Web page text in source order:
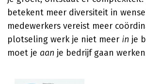
betekent meer diversiteit in
medewerkers vereist meer
plotseling werk je niet meer in je
moet je aan je bedrijf gaan